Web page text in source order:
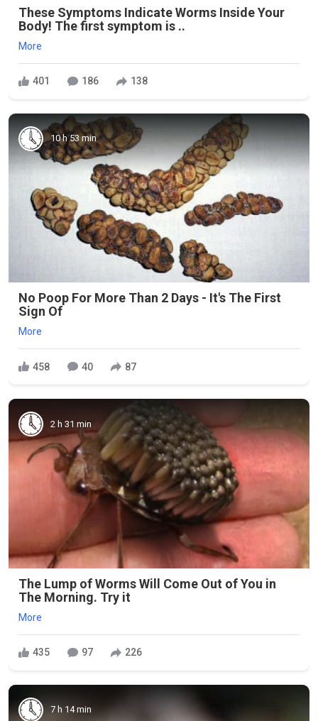
These Symptoms Indicate Worms Inside Your
Body! The first symptom is ..
More
401 186 138
10 h 53 min
No Poop For More Than 2 Days - It's The First
Sign Of
More
458 40 87
2 h 31 min
The Lump of Worms Will Come Out of You in
The Morning. Try it
More
435 97 226
7 h 14 min